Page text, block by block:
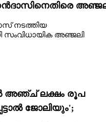
നടത്തിയ
സംവിധായിക അഞ്ജലി
അഞ്ച് ലക്ഷം രൂപ
ജോലിയും';